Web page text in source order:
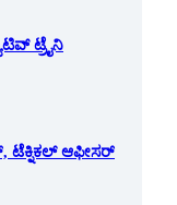
ಟ್ರೈನಿ
ಟೆಕ್ನಿಕಲ್ ಆಫೀಸರ್